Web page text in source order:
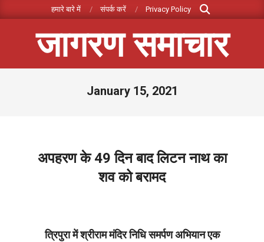
to
हमारे बारे में संपर्क करें Privacy Policy
Search
जागरण समाचार
January 15, 2021
अपहरण के 49 दिन बाद लिटन नाथ का
शव को बरामद
त्रिपुरा में श्रीराम मंदिर निधि समर्पण अभियान एक